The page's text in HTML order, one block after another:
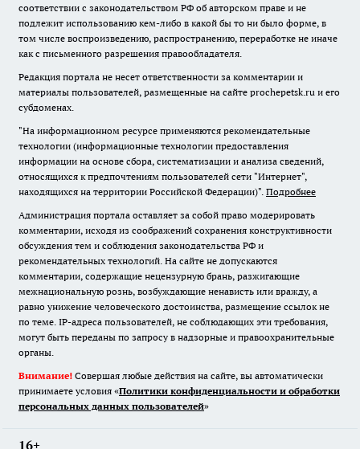
соответствии с законодательством РФ об авторском праве и не
подлежит использованию кем-либо в какой бы то ни было форме, в
том числе воспроизведению, распространению, переработке не иначе
как с письменного разрешения правообладателя.
Редакция портала не несет ответственности за комментарии и
материалы пользователей, размещенные на сайте prochepetsk.ru и его
субдоменах.
"На информационном ресурсе применяются рекомендательные
технологии (информационные технологии предоставления
информации на основе сбора, систематизации и анализа сведений,
относящихся к предпочтениям пользователей сети "Интернет",
находящихся на территории Российской Федерации)". Подробнее
Администрация портала оставляет за собой право модерировать
комментарии, исходя из соображений сохранения конструктивности
обсуждения тем и соблюдения законодательства РФ и
рекомендательных технологий. На сайте не допускаются
комментарии, содержащие нецензурную брань, разжигающие
межнациональную рознь, возбуждающие ненависть или вражду, а
равно унижение человеческого достоинства, размещение ссылок не
по теме. IP-адреса пользователей, не соблюдающих эти требования,
могут быть переданы по запросу в надзорные и правоохранительные
органы.
Внимание! Совершая любые действия на сайте, вы автоматически
принимаете условия «Политики конфиденциальности и обработки
персональных данных пользователей»
16+